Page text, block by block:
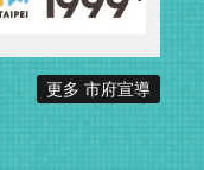
更多 市府宣導